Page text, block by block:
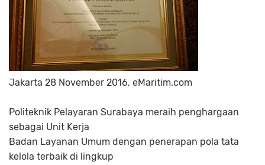
Jakarta 28 November 2016, eMaritim.com
Politeknik Pelayaran Surabaya meraih penghargaan
sebagai Unit Kerja
Badan Layanan Umum dengan penerapan pola tata
kelola terbaik di lingkup